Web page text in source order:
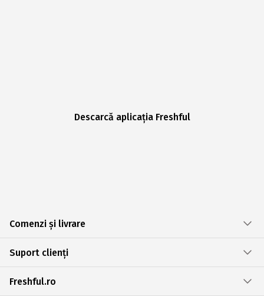
Descarcă aplicația Freshful
Comenzi și livrare
Suport clienți
Freshful.ro